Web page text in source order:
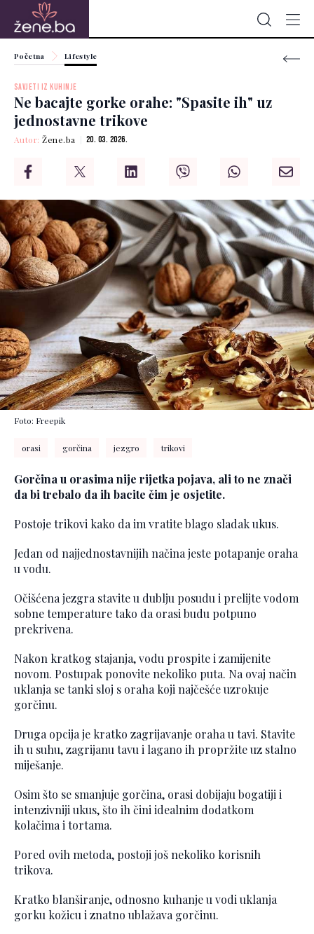
Početna Lifestyle
SAVJETI IZ KUHINJE
Ne bacajte gorke orahe: "Spasite ih" uz
jednostavne trikove
Autor:Žene.ba 20. 03. 2026.
Foto: Freepik
orasi gorčina jezgro trikovi
Gorčina u orasima nije rijetka pojava, ali to ne znači
da bi trebalo da ih bacite čim je osjetite.
Postoje trikovi kako da im vratite blago sladak ukus.
Jedan od najjednostavnijih načina jeste potapanje oraha
u vodu.
Očišćena jezgra stavite u dublju posudu i prelijte vodom
sobne temperature tako da orasi budu potpuno
prekrivena.
Nakon kratkog stajanja, vodu prospite i zamijenite
novom. Postupak ponovite nekoliko puta. Na ovaj način
uklanja se tanki sloj s oraha koji najčešće uzrokuje
gorčinu.
Druga opcija je kratko zagrijavanje oraha u tavi. Stavite
ih u suhu, zagrijanu tavu i lagano ih propržite uz stalno
miješanje.
Osim što se smanjuje gorčina, orasi dobijaju bogatiji i
intenzivniji ukus, što ih čini idealnim dodatkom
kolačima i tortama.
Pored ovih metoda, postoji još nekoliko korisnih
trikova.
Kratko blanširanje, odnosno kuhanje u vodi uklanja
gorku kožicu i znatno ublažava gorčinu.